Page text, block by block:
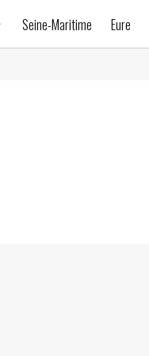
Seine-Maritime Eure